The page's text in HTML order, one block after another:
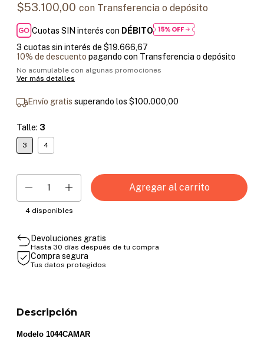
$53.100,00 con Transferencia o depósito
Cuotas SIN interés con DÉBITO
3 cuotas sin interés de $19.666,67
10% de descuento pagando con Transferencia o depósito
No acumulable con algunas promociones
Ver más detalles
Envío gratis superando los $100.000,00
Talle: 3
3 4
4 disponibles
Devoluciones gratis
Hasta 30 días después de tu compra
Compra segura
Tus datos protegidos
Descripción
Modelo 1044CAMAR